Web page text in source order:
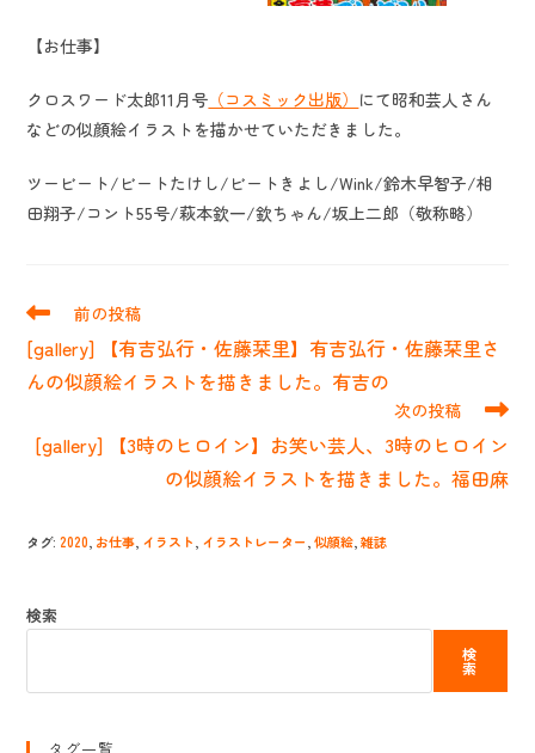
【お仕事】
クロスワード太郎11月号 （コスミック出版） にて昭和芸人さん
などの似顔絵イラストを描かせていただきました。
ツービート/ビートたけし/ビートきよし/Wink/鈴木早智子/相
田翔子/コント55号/萩本欽一/欽ちゃん/坂上二郎（敬称略）
そ
他
の
を
前の投稿
[gallery] 【有吉弘行・佐藤栞里】有吉弘行・佐藤栞里さ
んの似顔絵イラストを描きました。有吉の
次の投稿
[gallery] 【3時のヒロイン】お笑い芸人、3時のヒロイン
の似顔絵イラストを描きました。福田麻
タグ:2020, お仕事, イラスト, イラストレーター, 似顔絵, 雑誌
検索
検
索